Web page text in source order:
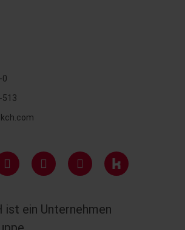
0
513
ist ein Unternehmen